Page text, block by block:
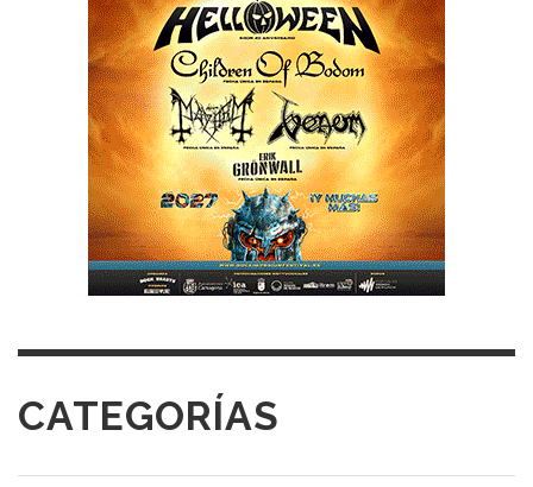
CATEGORÍAS